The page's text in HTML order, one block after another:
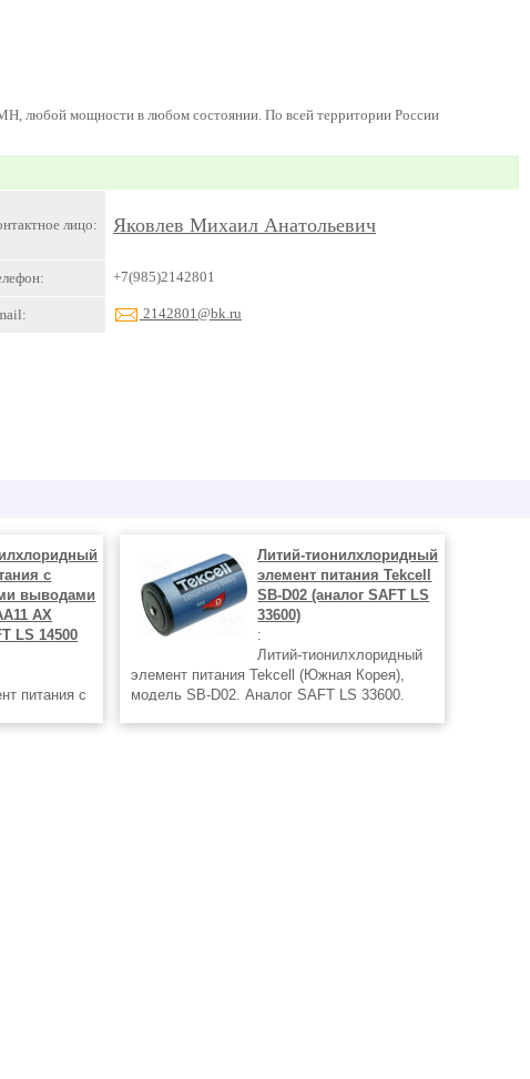
мощности в любом состоянии. По всей территории России
лицо: Яковлев Михаил Анатольевич
+7(985)2142801
2142801@bk.ru
с
выводами
AX
LS 14500
питания с
Литий-тионилхлоридный
элемент питания Tekcell
SB-D02 (аналог SAFT LS
33600)
:
Литий-тионилхлоридный
элемент питания Tekcell (Южная Корея),
модель SB-D02. Аналог SAFT LS 33600.